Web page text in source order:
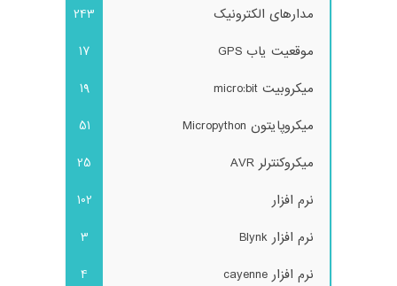
مدارهای الکترونیک
243
موقعیت یاب GPS
17
میکروبیت micro:bit
19
میکروپایتون Micropython
51
میکروکنترلر AVR
25
نرم افزار
102
نرم افزار Blynk
3
نرم افزار cayenne
4